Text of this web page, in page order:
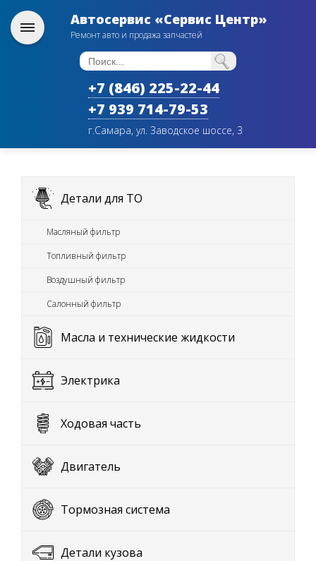
Автосервис «Сервис Центр»
Ремонт авто и продажа запчастей
+7 (846) 225-22-44
+7 939 714-79-53
г.Самара, ул. Заводское шоссе, 3
Детали для ТО
Масляный фильтр
Топливный фильтр
Воздушный фильтр
Салонный фильтр
Масла и технические жидкости
Электрика
Ходовая часть
Двигатель
Тормозная система
Детали кузова